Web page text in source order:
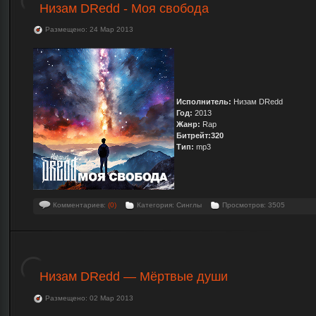
Низам DRedd - Моя свобода
Размещено: 24 Мар 2013
Исполнитель: Низам DRedd
Год: 2013
Жанр: Rap
Битрейт:320
Тип: mp3
Комментариев: (0) Категория: Синглы Просмотров: 3505
Низам DRedd — Мёртвые души
Размещено: 02 Мар 2013